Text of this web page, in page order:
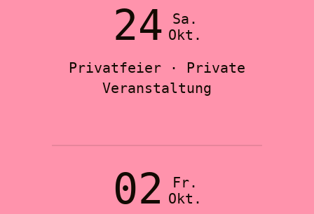
24
Sa.
Okt.
Privatfeier · Private
Veranstaltung
02
Fr.
Okt.